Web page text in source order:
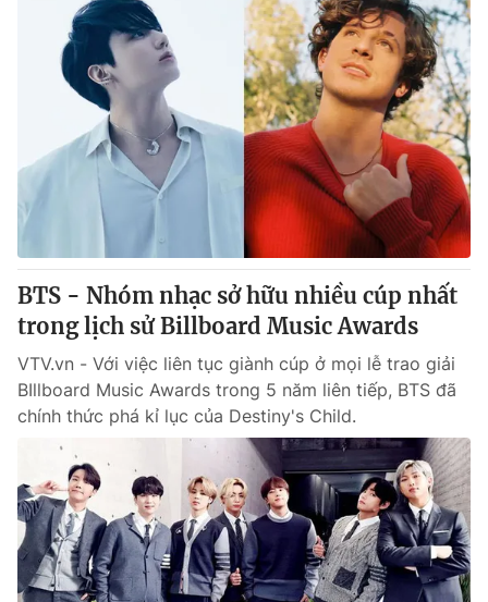
BTS - Nhóm nhạc sở hữu nhiều cúp nhất
trong lịch sử Billboard Music Awards
VTV.vn - Với việc liên tục giành cúp ở mọi lễ trao giải
BIllboard Music Awards trong 5 năm liên tiếp, BTS đã
chính thức phá kỉ lục của Destiny's Child.